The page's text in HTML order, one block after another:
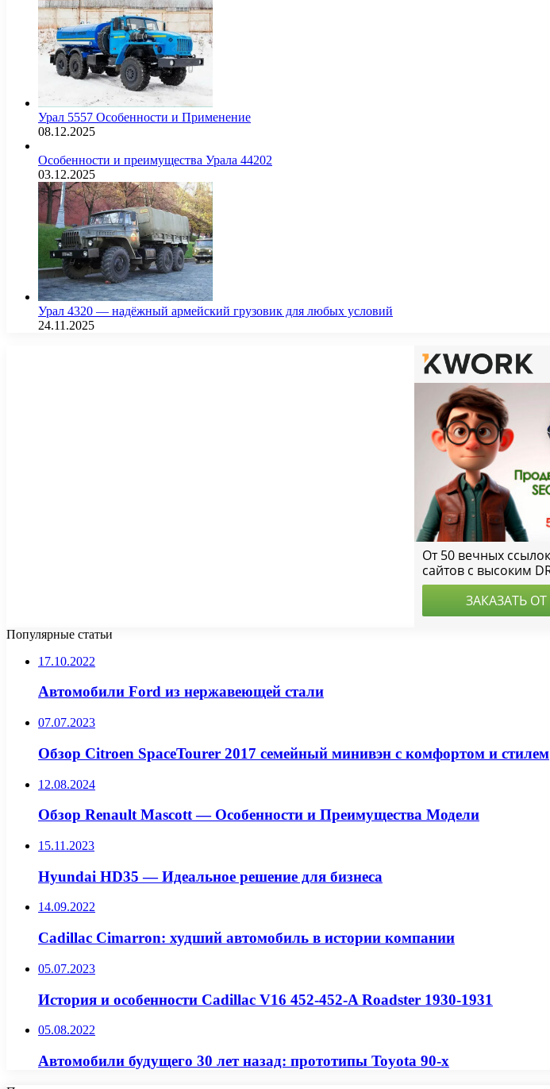
Урал 5557 Особенности и Применение
08.12.2025
Особенности и преимущества Урала 44202
03.12.2025
Урал 4320 — надёжный армейский грузовик для любых условий
24.11.2025
Популярные статьи
17.10.2022
Автомобили Ford из нержавеющей стали
07.07.2023
Обзор Citroen SpaceTourer 2017 семейный минивэн с комфортом и стилем
12.08.2024
Обзор Renault Mascott — Особенности и Преимущества Модели
15.11.2023
Hyundai HD35 — Идеальное решение для бизнеса
14.09.2022
Cadillac Cimarron: худший автомобиль в истории компании
05.07.2023
История и особенности Cadillac V16 452-452-A Roadster 1930-1931
05.08.2022
Автомобили будущего 30 лет назад: прототипы Toyota 90-х